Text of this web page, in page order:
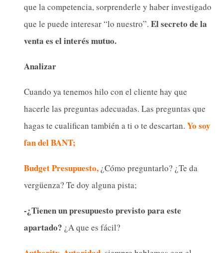
que la competencia, sorprenderle y haber investigado
que le puede interesar “lo nuestro”. El secreto de la
venta es el interés mutuo.
Analizar
Cuando ya tenemos hilo con el cliente hay que
hacerle las preguntas adecuadas. Las preguntas que
hagas te cualifican también a ti o te descartan. Yo soy
fan del BANT;
Budget Presupuesto, ¿Cómo preguntarlo? ¿Te da
vergüenza? Te doy alguna pista;
-¿Tienen un presupuesto previsto para este
apartado? ¿A que es fácil?